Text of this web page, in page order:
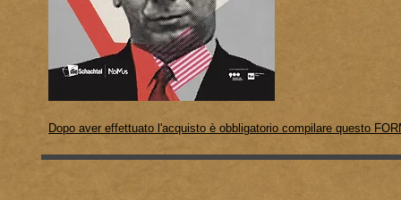
Dopo aver effettuato l'acquisto è obbligatorio compilare questo